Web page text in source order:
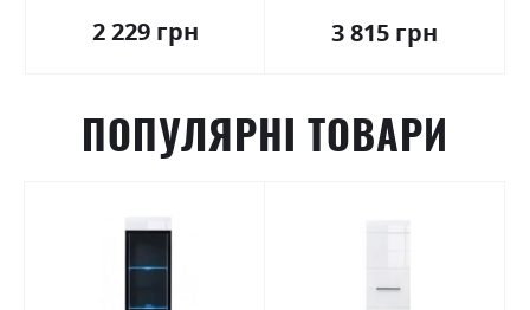
2 229 грн 3 815 грн
ПОПУЛЯРНІ ТОВАРИ